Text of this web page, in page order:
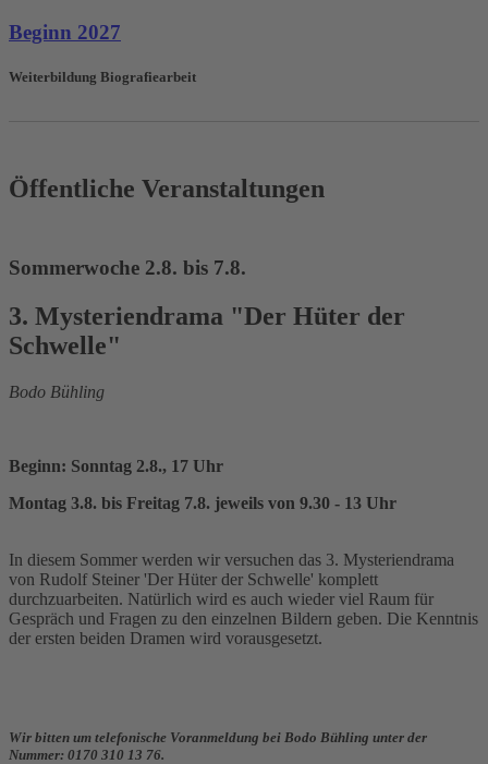
Beginn 2027
Weiterbildung Biografiearbeit
Öffentliche Veranstaltungen
Sommerwoche 2.8. bis 7.8.
3. Mysteriendrama "Der Hüter der
Schwelle"
Bodo Bühling
Beginn: Sonntag 2.8., 17 Uhr
Montag 3.8. bis Freitag 7.8. jeweils von 9.30 - 13 Uhr
In diesem Sommer werden wir versuchen das 3. Mysteriendrama
von Rudolf Steiner 'Der Hüter der Schwelle' komplett
durchzuarbeiten. Natürlich wird es auch wieder viel Raum für
Gespräch und Fragen zu den einzelnen Bildern geben. Die Kenntnis
der ersten beiden Dramen wird vorausgesetzt.
Wir bitten um telefonische Voranmeldung bei Bodo Bühling unter der
Nummer: 0170 310 13 76.